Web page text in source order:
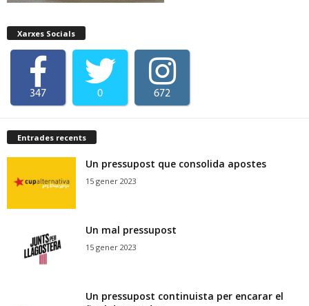
Xarxes Socials
347 0 672
Entrades recents
Un pressupost que consolida apostes
15 gener 2023
Un mal pressupost
15 gener 2023
Un pressupost continuista per encarar el